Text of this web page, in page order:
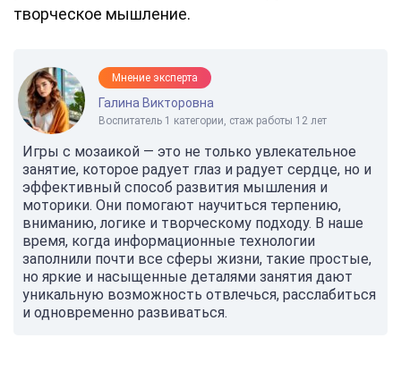
творческое мышление.
Мнение эксперта
Галина Викторовна
Воспитатель 1 категории, стаж работы 12 лет
Игры с мозаикой — это не только увлекательное
занятие, которое радует глаз и радует сердце, но и
эффективный способ развития мышления и
моторики. Они помогают научиться терпению,
вниманию, логике и творческому подходу. В наше
время, когда информационные технологии
заполнили почти все сферы жизни, такие простые,
но яркие и насыщенные деталями занятия дают
уникальную возможность отвлечься, расслабиться
и одновременно развиваться.